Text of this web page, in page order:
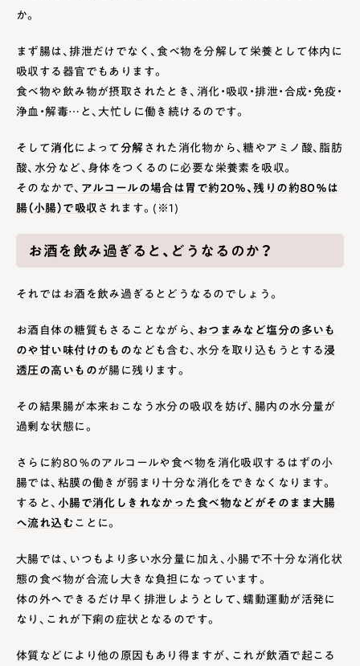
か。
まず腸は、排泄だけでなく、食べ物を分解して栄養として体内に
吸収する器官でもあります。
食べ物や飲み物が摂取されたとき、消化・吸収・排泄・合成・免疫・
浄血・解毒…と、大忙しに働き続けるのです。
そして消化によって分解 された消化物から、糖やアミノ酸、脂肪
酸、水分など、身体をつくるのに必要な栄養素を吸収。
そのなかで、 アルコールの場合は胃で約20％、残りの約80％は
腸（小腸）で吸収されます。(※1)
お酒を飲み過ぎると、どうなるのか？
それではお酒を飲み過ぎるとどうなるのでしょう。
お酒自体の糖質もさることながら、 おつまみなど塩分の多いも
のや甘い味付けのものなども含む、水分を取り込もうとする浸
透圧の高いものが腸に残ります。
その結果腸が本来おこなう水分の吸収を妨げ、腸内の水分量が
過剰な状態に。
さらに約80％のアルコールや食べ物を消化吸収するはずの小
腸では、粘膜の働きが弱まり十分な消化をできなくなります。
すると、 小腸で消化しきれなかった食べ物などがそのまま大腸
へ流れ込むことに。
大腸では、いつもより多い水分量に加え、小腸で不十分な消化状
態の食べ物が合流し大きな負担になっています。
体の外へできるだけ早く排泄しようとして、蠕動運動が活発に
なり、これが下痢の症状となるのです。
体質などにより他の原因もあり得ますが、これが飲酒で起こる